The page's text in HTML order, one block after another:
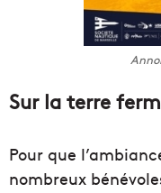
Sur la terre
Pour que
nombreux